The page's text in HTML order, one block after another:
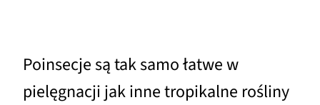
Poinsecje są tak samo łatwe w
pielęgnacji jak inne tropikalne rośliny